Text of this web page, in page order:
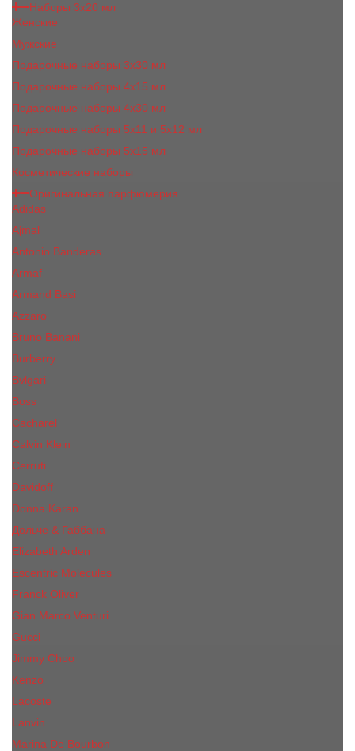
Наборы 3х20 мл
Женские
Мужские
Подарочные наборы 3х30 мл
Подарочные наборы 4x15 мл
Подарочные наборы 4x30 мл
Подарочные наборы 5x11 и 5х12 мл
Подарочные наборы 5x15 мл
Косметические наборы
Оригинальная парфюмерия
Adidas
Ajmal
Antonio Banderas
Armaf
Armand Basi
Azzaro
Bruno Banani
Burberry
Bvlgari
Boss
Cacharel
Calvin Klein
Cerruti
Davidoff
Donna Karan
Дольче & Габбана
Elizabeth Arden
Escentric Molecules
Franck Oliver
Gian Marco Venturi
Gucci
Jimmy Choo
Kenzo
Lacoste
Lanvin
Marina De Bourbon